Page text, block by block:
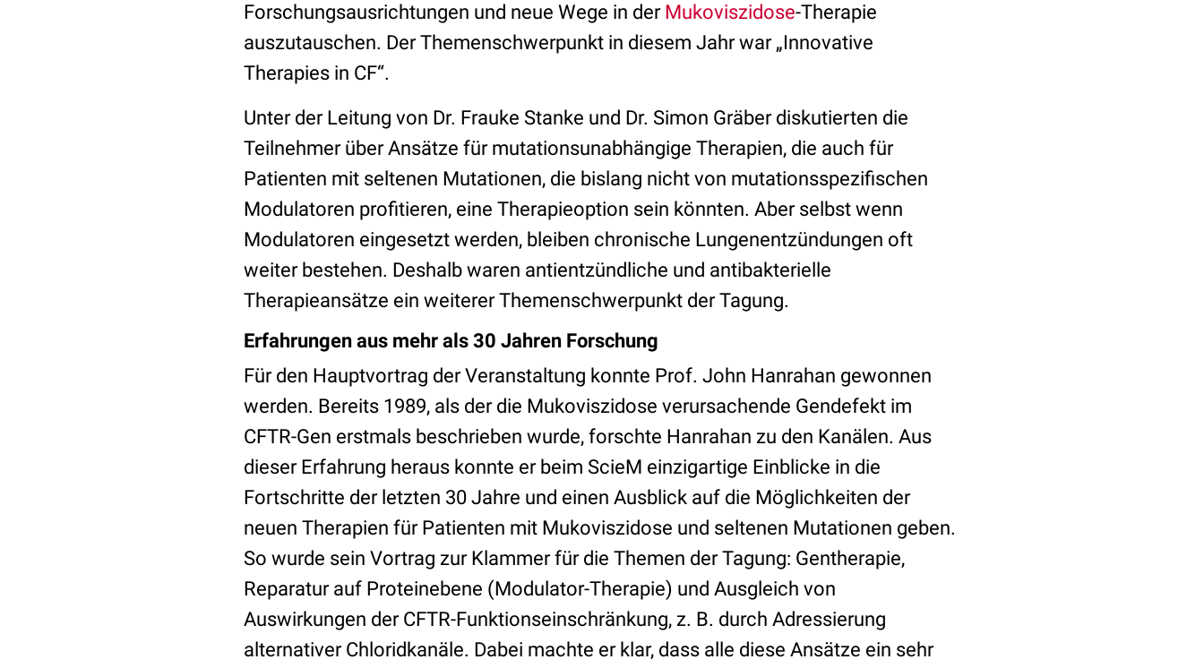
Forschungsausrichtungen und neue Wege in der Mukoviszidose-Therapie
auszutauschen. Der Themenschwerpunkt in diesem Jahr war „Innovative
Therapies in CF“.
Unter der Leitung von Dr. Frauke Stanke und Dr. Simon Gräber diskutierten die
Teilnehmer über Ansätze für mutationsunabhängige Therapien, die auch für
Patienten mit seltenen Mutationen, die bislang nicht von mutationsspezifischen
Modulatoren profitieren, eine Therapieoption sein könnten. Aber selbst wenn
Modulatoren eingesetzt werden, bleiben chronische Lungenentzündungen oft
weiter bestehen. Deshalb waren antientzündliche und antibakterielle
Therapieansätze ein weiterer Themenschwerpunkt der Tagung.
Erfahrungen aus mehr als 30 Jahren Forschung
Für den Hauptvortrag der Veranstaltung konnte Prof. John Hanrahan gewonnen
werden. Bereits 1989, als der die Mukoviszidose verursachende Gendefekt im
CFTR-Gen erstmals beschrieben wurde, forschte Hanrahan zu den Kanälen. Aus
dieser Erfahrung heraus konnte er beim ScieM einzigartige Einblicke in die
Fortschritte der letzten 30 Jahre und einen Ausblick auf die Möglichkeiten der
neuen Therapien für Patienten mit Mukoviszidose und seltenen Mutationen geben.
So wurde sein Vortrag zur Klammer für die Themen der Tagung: Gentherapie,
Reparatur auf Proteinebene (Modulator-Therapie) und Ausgleich von
Auswirkungen der CFTR-Funktionseinschränkung, z. B. durch Adressierung
alternativer Chloridkanäle. Dabei machte er klar, dass alle diese Ansätze ein sehr